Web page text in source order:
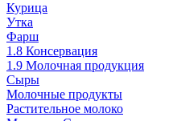
Курица
Утка
Фарш
1.8 Консервация
1.9 Молочная продукция
Сыры
Молочные продукты
Растительное молоко